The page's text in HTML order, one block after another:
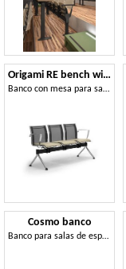
Origami RE bench with table
Banco con mesa para salas de espera
Cosmo banco
Banco para salas de espera.